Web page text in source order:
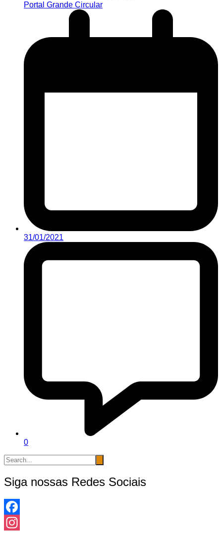
Portal Grande Circular
31/01/2021
0
Siga nossas Redes Sociais
Facebook